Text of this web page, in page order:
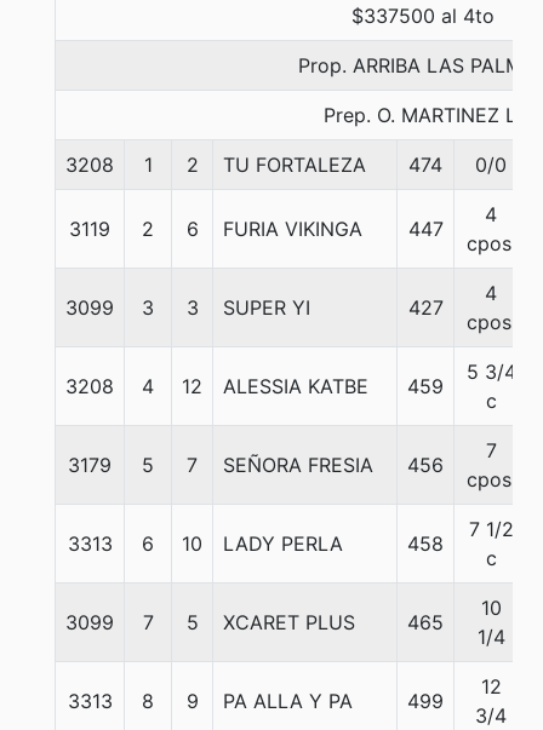
$337500 al 4to
Prop. ARRIBA LAS
Prep. O. MARTINEZ L.
3208 1 2 TU FORTALEZA 474 0/0
3119 2 6 FURIA VIKINGA 447
4
cpos.
3099 3 3 SUPER YI 427
4
cpos.
3208 4 12 ALESSIA KATBE 459
5 3/4
c
3179 5 7 SEÑORA FRESIA 456
7
cpos.
3313 6 10 LADY PERLA 458
7 1/2
c
3099 7 5 XCARET PLUS 465
10
1/4
3313 8 9 PA ALLA Y PA 499
12
3/4